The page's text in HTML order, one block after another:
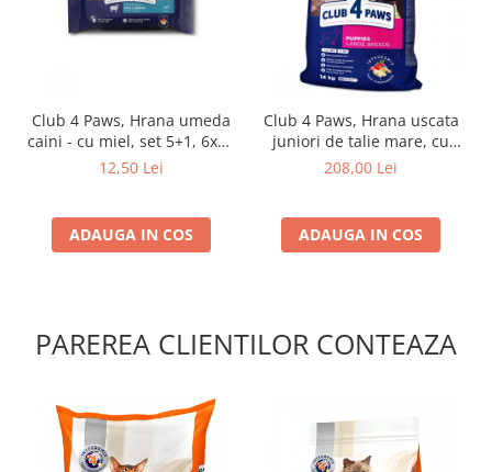
Club 4 Paws, Hrana umeda
caini - cu miel, set 5+1, 6x80
g
12,50 Lei
ADAUGA IN COS
Club 4 Paws, Hrana uscata
juniori de talie mare, cu
pui, 14kg
208,00 Lei
ADAUGA IN COS
PAREREA CLIENTILOR CONTEAZA